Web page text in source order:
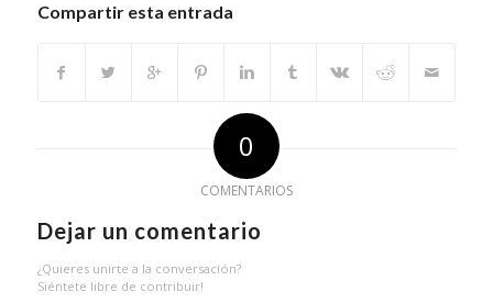
Compartir esta entrada
0
COMENTARIOS
Dejar un comentario
¿Quieres unirte a la conversación?
Siéntete libre de contribuir!